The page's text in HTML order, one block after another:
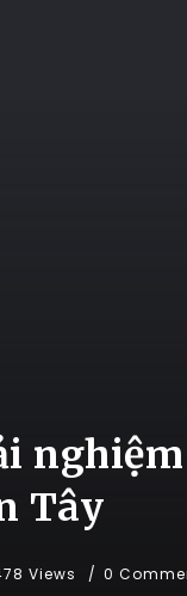
nghiệm
Tây
Views 0